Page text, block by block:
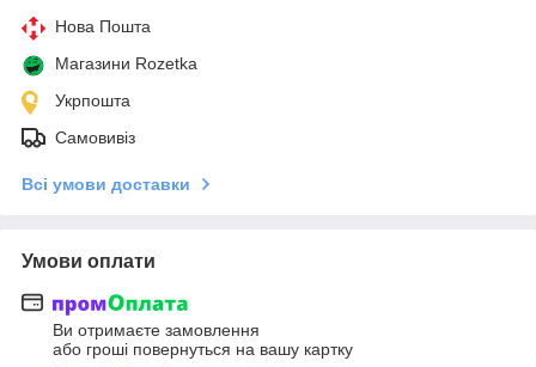
Нова Пошта
Магазини Rozetka
Укрпошта
Самовивіз
Всі умови доставки
Умови оплати
Ви отримаєте замовлення
або гроші повернуться на вашу картку